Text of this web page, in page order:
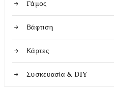
Γάμος
Βάφτιση
Κάρτες
Συσκευασία & DIY